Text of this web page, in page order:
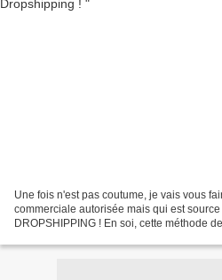
Une fois n'est pas coutume, je vais vous
commerciale autorisée mais qui est
DROPSHIPPING ! En soi, cette méthode